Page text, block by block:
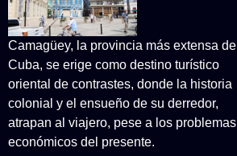
Camagüey, la provincia más extensa de
Cuba, se erige como destino turístico
oriental de contrastes, donde la historia
colonial y el ensueño de su derredor,
atrapan al viajero, pese a los problemas
económicos del presente.